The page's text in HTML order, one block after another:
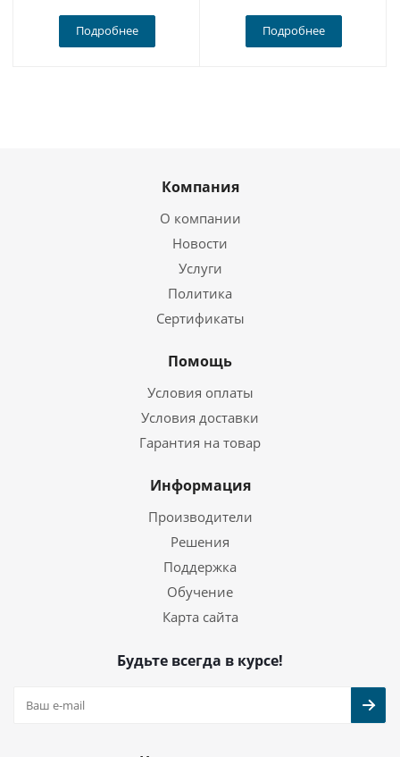
Подробнее Подробнее
Компания
О компании
Новости
Услуги
Политика
Сертификаты
Помощь
Условия оплаты
Условия доставки
Гарантия на товар
Информация
Производители
Решения
Поддержка
Обучение
Карта сайта
Будьте всегда в курсе!